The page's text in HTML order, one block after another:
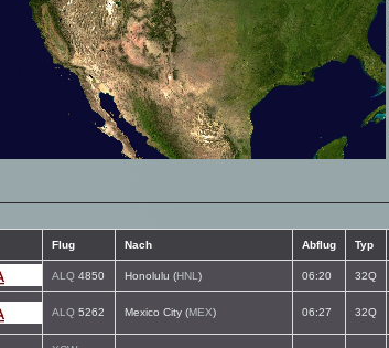
Flug Nach Abflug Typ
ALQ 4850 Honolulu (HNL ) 06:20 32Q
ALQ 5262 Mexico City (MEX) 06:27 32Q